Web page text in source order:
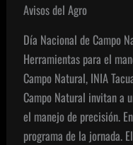
Avisos del Agro
Día Nacional de Campo
Herramientas para el
Campo Natural, INIA
Campo Natural invitan a
el manejo de precisión.
programa de la jornada.